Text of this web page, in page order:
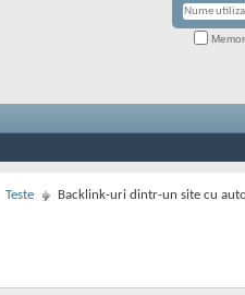
Teste Backlink-uri dintr-un site cu